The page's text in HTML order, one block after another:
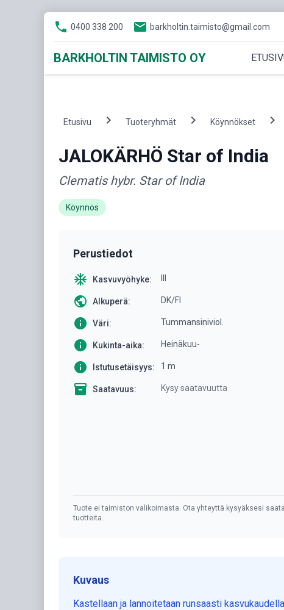
phone 0400 338 200 email barkholtin.taimisto@gmail.com
BARKHOLTIN TAIMISTO OY
Etusivu chevron_right Tuoteryhmät chevron_right Köynnökset chevron_right
JALOKÄRHÖ Star of India
Clematis hybr. Star of India
Köynnös
Perustiedot
ac_unit Kasvuvyöhyke:
public Alkuperä: DK/FI
info Väri: Tummansiniviol.
info Kukinta-aika: Heinäkuu-
info Istutusetäisyys: 1 m
inventory Saatavuus: Kysy saatavuutta
Tuote ei taimiston valikoimasta. Ota yhteyttä kysyäksesi
tuotteita.
Kuvaus
Kastellaan ja lannoitetaan runsaasti